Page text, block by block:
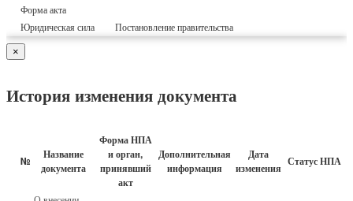
Форма акта
Юридическая сила
Постановление правительства
×
История изменения документа
№
Название
документа
Форма НПА
и орган,
принявший
акт
Дополнительная
информация
Дата
изменения Статус НПА